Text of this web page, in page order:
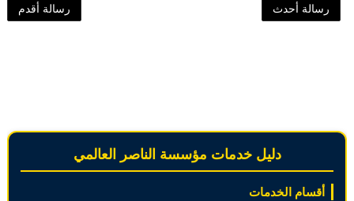
رسالة أحدث رسالة أقدم
دليل خدمات مؤسسة الناصر العالمي
أقسام الخدمات